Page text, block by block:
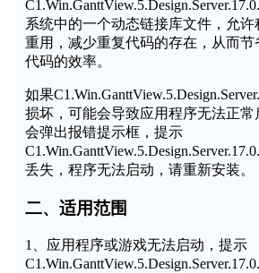
系统中的一个动态链接库文件，允
重用，减少重复代码的存在，从而节
代码的效率。
如果
损坏，可能会导致应用程序无法正
会弹出报错提示框，提示
丢失，程序无法启动，请重新安装。
二、适用范围
1、应用程序或游戏无法启动，提示